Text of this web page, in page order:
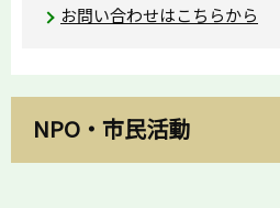
お問い合わせはこちらから
NPO・市民活動